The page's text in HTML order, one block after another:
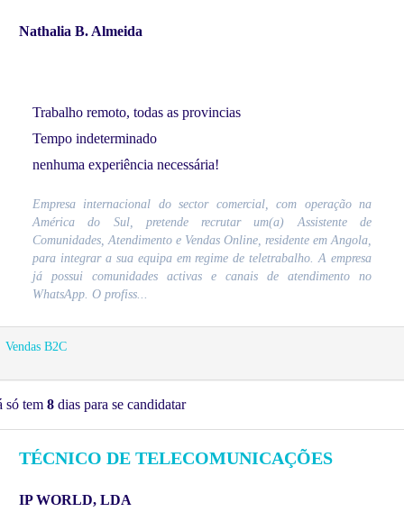
Nathalia B. Almeida
Trabalho remoto, todas as provincias
Tempo indeterminado
nenhuma experiência necessária!
Empresa internacional do sector comercial, com operação na
América do Sul, pretende recrutar um(a) Assistente de
Comunidades, Atendimento e Vendas Online, residente em Angola,
para integrar a sua equipa em regime de teletrabalho. A empresa
já possui comunidades activas e canais de atendimento no
WhatsApp. O profiss...
Vendas B2C
só tem 8 dias para se candidatar
TÉCNICO DE TELECOMUNICAÇÕES
IP WORLD, LDA